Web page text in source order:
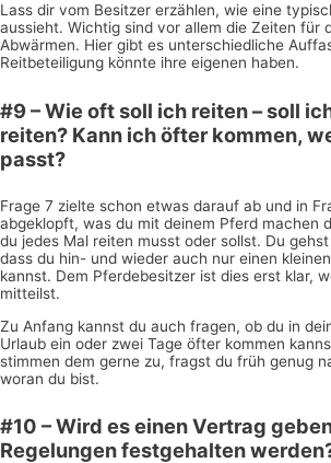
Lass dir vom Besitzer erzählen, wie eine
aussieht. Wichtig sind vor allem die Zeiten für
Abwärmen. Hier gibt es unterschiedliche
Reitbeteiligung könnte ihre eigenen haben.
#9 – Wie oft soll ich reiten – soll
reiten? Kann ich öfter kommen,
passt?
Frage 7 zielte schon etwas darauf ab und in
abgeklopft, was du mit deinem Pferd machen
du jedes Mal reiten musst oder sollst. Du
dass du hin- und wieder auch nur einen
kannst. Dem Pferdebesitzer ist dies erst klar,
mitteilst.
Zu Anfang kannst du auch fragen, ob du in
Urlaub ein oder zwei Tage öfter kommen
stimmen dem gerne zu, fragst du früh genug
woran du bist.
#10 – Wird es einen Vertrag
Regelungen festgehalten